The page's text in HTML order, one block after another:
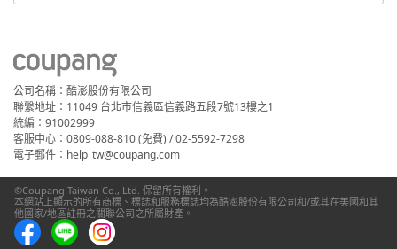
公司名稱：酷澎股份有限公司
聯繫地址：11049 台北市信義區信義路五段7號13樓之1
統編：91002999
客服中心：0809-088-810 (免費) / 02-5592-7298
電子郵件：help_tw@coupang.com
©Coupang Taiwan Co., Ltd. 保留所有權利。
本網站上顯示的所有商標、標誌和服務標誌均為酷澎股份有限公司和/或其在美國和其
他國家/地區註冊之關聯公司之所屬財產。